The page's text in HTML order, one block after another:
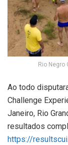
Rio
Ao todo
Challenge
Janeiro, Rio
resultados
https://